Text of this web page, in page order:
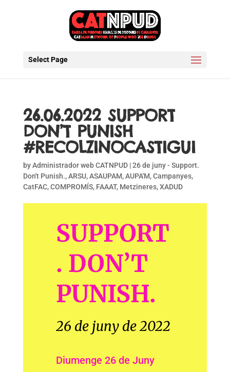
Select Page
26.06.2022 SUPPORT
DON’T PUNISH
#RECOLZINOCASTIGUI
byAdministrador web CATNPUD|26 de juny - Support.
Don't Punish.,ARSU,ASAUPAM,AUPA'M,Campanyes,
CatFAC,COMPROMÍS, FAAAT, Metzineres,XADUD
SUPPORT
. DON’T
PUNISH.
26 de juny de 2022
Diumenge 26 de Juny